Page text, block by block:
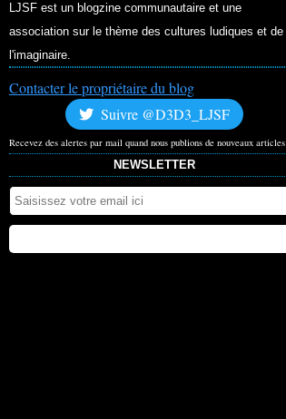
LJSF est un blogzine communautaire et une
association sur le thème des cultures ludiques et de
l'imaginaire.
Contacter le propriétaire du blog
Suivre @D3D3_LJSF
Recevez des alertes par mail quand nous publions de nouveaux articles
NEWSLETTER